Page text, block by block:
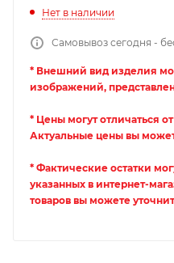
Нет в наличии
Самовывоз сегодня -
* Внешний вид изделия
изображений,
* Цены могут отличаться
Актуальные цены вы
* Фактические остатки
указанных в интернет-
товаров вы можете